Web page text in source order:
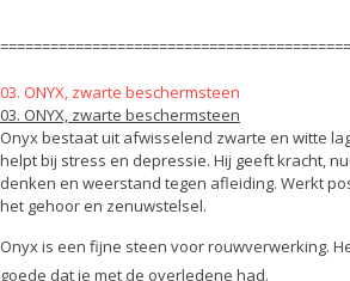
03. ONYX, zwarte beschermsteen
03. ONYX, zwarte beschermsteen
Onyx bestaat uit afwisselend zwarte en witte
helpt bij stress en depressie. Hij geeft kracht,
denken en weerstand tegen afleiding. Werkt
het gehoor en zenuwstelsel.
Onyx is een fijne steen voor rouwverwerking.
goede dat je met de overledene had.